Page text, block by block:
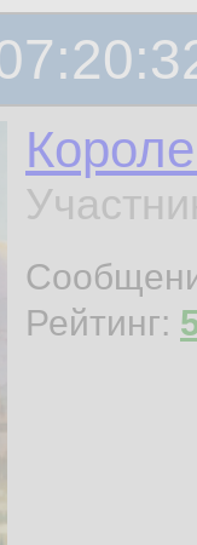
Рейтинг: